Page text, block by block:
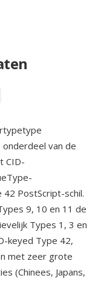
onderdeel van de
CID-
PostScript-schil.
9, 10 en 11 de
Types 1, 3 en
keyed Type 42,
met zeer grote
(Chinees, Japans,